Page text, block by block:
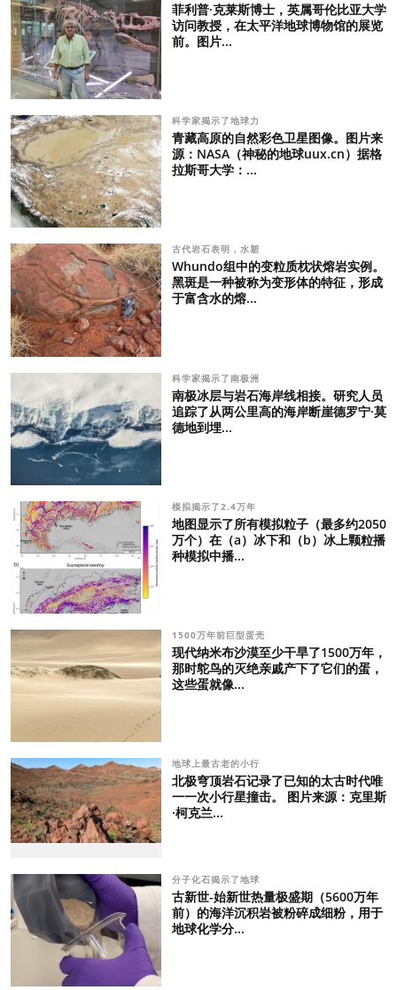
菲利普·克莱斯博士，英属哥伦比亚大学
访问教授，在太平洋地球博物馆的展览
前。图片...
科学家揭示了地球力
青藏高原的自然彩色卫星图像。图片来
源：NASA（神秘的地球uux.cn）据格
拉斯哥大学：...
古代岩石表明，水塑
Whundo组中的变粒质枕状熔岩实例。
黑斑是一种被称为变形体的特征，形成
于富含水的熔...
科学家揭示了南极洲
南极冰层与岩石海岸线相接。研究人员
追踪了从两公里高的海岸断崖德罗宁·莫
德地到埋...
模拟揭示了2.4万年
地图显示了所有模拟粒子（最多约2050
万个）在（a）冰下和（b）冰上颗粒播
种模拟中播...
1500万年前巨型蛋壳
现代纳米布沙漠至少干旱了1500万年，
那时鸵鸟的灭绝亲戚产下了它们的蛋，
这些蛋就像...
地球上最古老的小行
北极穹顶岩石记录了已知的太古时代唯
一一次小行星撞击。 图片来源：克里斯
·柯克兰...
分子化石揭示了地球
古新世-始新世热量极盛期（5600万年
前）的海洋沉积岩被粉碎成细粉，用于
地球化学分...